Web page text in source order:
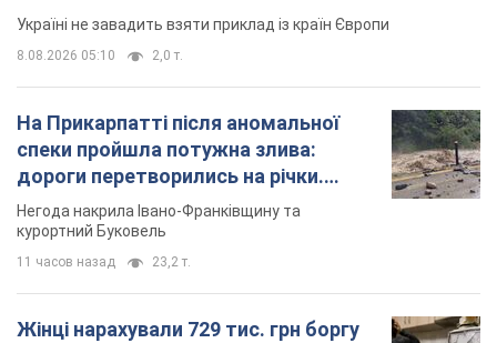
Україні не завадить взяти приклад із країн Європи
8.08.2026 05:10 2,0 т.
На Прикарпатті після аномальної
спеки пройшла потужна злива:
дороги перетворились на річки.
Відео
Негода накрила Івано-Франківщину та
курортний Буковель
11 часов назад 23,2 т.
Жінці нарахували 729 тис. грн боргу